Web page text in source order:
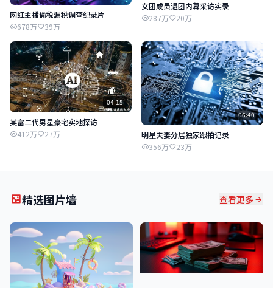
网红主播偷税漏税调查纪录片
678万
39万
女团成员退团内幕采访实录
287万
20万
04:15
某富二代男星豪宅实地探访
412万
27万
06:40
明星夫妻分居独家跟拍记录
356万
23万
精选图片墙 查看更多